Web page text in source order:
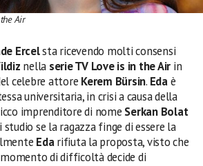
Air
Ercelsta ricevendo molti consensi
nella serie TV Love is in the Air in
celebre attore Kerem Bürsin. Edaè
universitaria, in crisi a causa della
imprenditore di nome Serkan Bolat
se la ragazza finge di essere la
Edarifiuta la proposta, visto che
di difficoltà decide di